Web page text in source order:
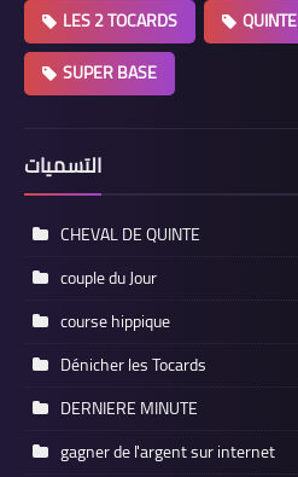
LES 2 TOCARDS
QUINTE
SUPER BASE
التسميات
CHEVAL DE QUINTE
couple du Jour
course hippique
Dénicher les Tocards
DERNIERE MINUTE
gagner de l'argent sur internet